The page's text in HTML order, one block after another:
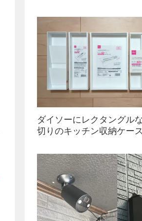
ダイソーにレクタングル
切りのキッチン収納ケー